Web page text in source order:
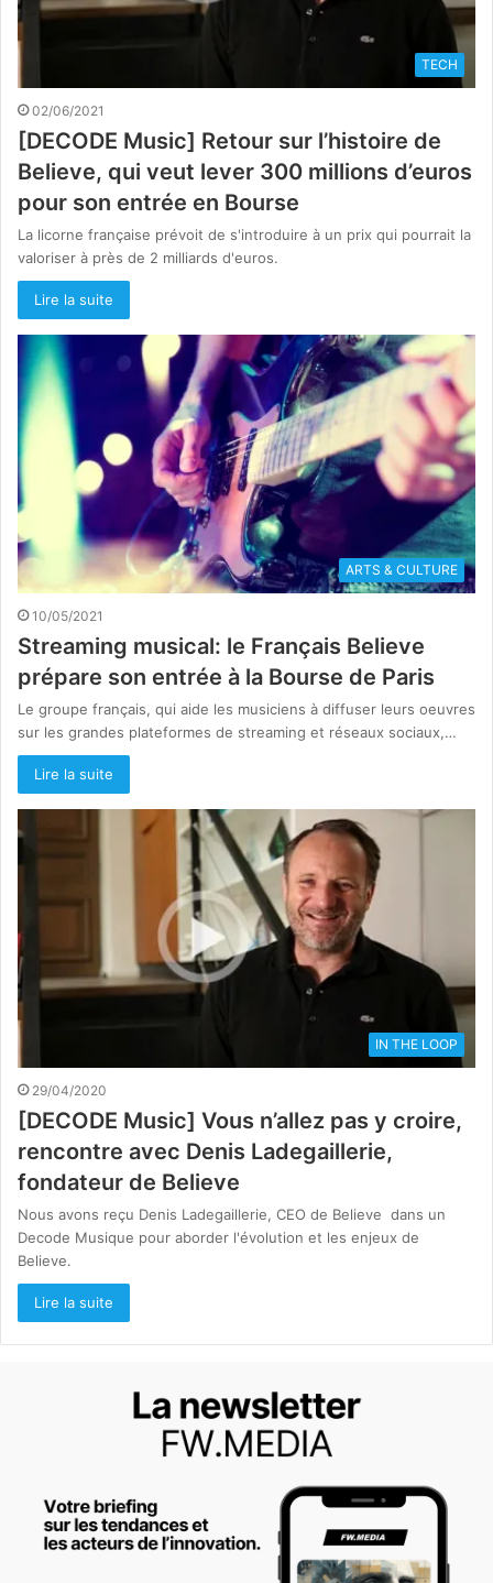
TECH
02/06/2021
[DECODE Music] Retour sur l’histoire de
Believe, qui veut lever 300 millions d’euros
pour son entrée en Bourse
La licorne française prévoit de s'introduire à un prix qui pourrait la
valoriser à près de 2 milliards d'euros.
Lire la suite
ARTS & CULTURE
10/05/2021
Streaming musical: le Français Believe
prépare son entrée à la Bourse de Paris
Le groupe français, qui aide les musiciens à diffuser leurs oeuvres
sur les grandes plateformes de streaming et réseaux sociaux,…
Lire la suite
IN THE LOOP
29/04/2020
[DECODE Music] Vous n’allez pas y croire,
rencontre avec Denis Ladegaillerie,
fondateur de Believe
Nous avons reçu Denis Ladegaillerie, CEO de Believe dans un
Decode Musique pour aborder l'évolution et les enjeux de
Believe.
Lire la suite